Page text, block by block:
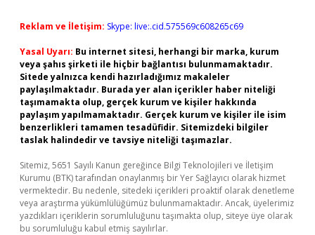
Reklam ve İletişim: Skype: live:.cid.575569c608265c69
Yasal Uyarı: Bu internet sitesi, herhangi bir marka, kurum
veya şahıs şirketi ile hiçbir bağlantısı bulunmamaktadır.
Sitede yalnızca kendi hazırladığımız makaleler
paylaşılmaktadır. Burada yer alan içerikler haber niteliği
taşımamakta olup, gerçek kurum ve kişiler hakkında
paylaşım yapılmamaktadır. Gerçek kurum ve kişiler ile isim
benzerlikleri tamamen tesadüfidir. Sitemizdeki bilgiler
taslak halindedir ve tavsiye niteliği taşımazlar.
Sitemiz, 5651 Sayılı Kanun gereğince Bilgi Teknolojileri ve İletişim
Kurumu (BTK) tarafından onaylanmış bir Yer Sağlayıcı olarak hizmet
vermektedir. Bu nedenle, sitedeki içerikleri proaktif olarak denetleme
veya araştırma yükümlülüğümüz bulunmamaktadır. Ancak, üyelerimiz
yazdıkları içeriklerin sorumluluğunu taşımakta olup, siteye üye olarak
bu sorumluluğu kabul etmiş sayılırlar.